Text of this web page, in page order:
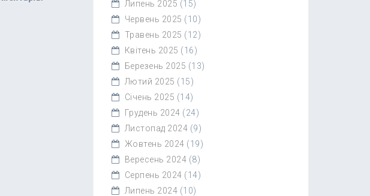
Липень 2025 (15)
Червень 2025 (10)
Травень 2025 (12)
Квітень 2025 (16)
Березень 2025 (13)
Лютий 2025 (15)
Січень 2025 (14)
Грудень 2024 (24)
Листопад 2024 (9)
Жовтень 2024 (19)
Вересень 2024 (8)
Серпень 2024 (14)
Липень 2024 (10)